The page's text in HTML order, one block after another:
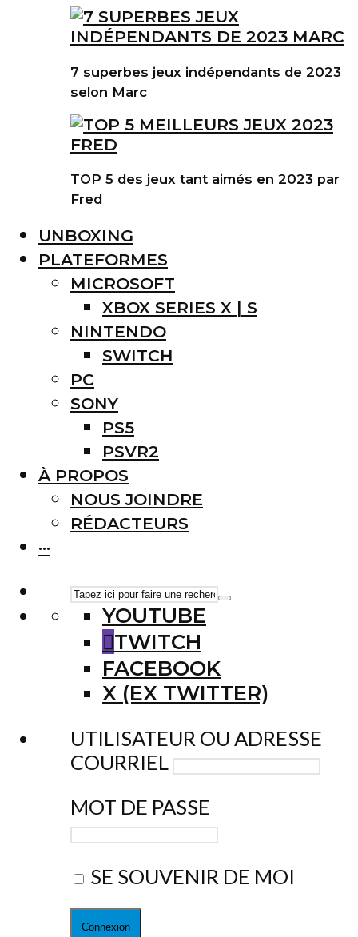
7 superbes jeux indépendants de 2023
selon Marc
TOP 5 des jeux tant aimés en 2023 par
Fred
UNBOXING
PLATEFORMES
MICROSOFT
XBOX SERIES X | S
NINTENDO
SWITCH
PC
SONY
PS5
PSVR2
À PROPOS
NOUS JOINDRE
RÉDACTEURS
···
YOUTUBE
TWITCH
FACEBOOK
X (EX TWITTER)
UTILISATEUR OU ADRESSE
COURRIEL
MOT DE PASSE
SE SOUVENIR DE MOI